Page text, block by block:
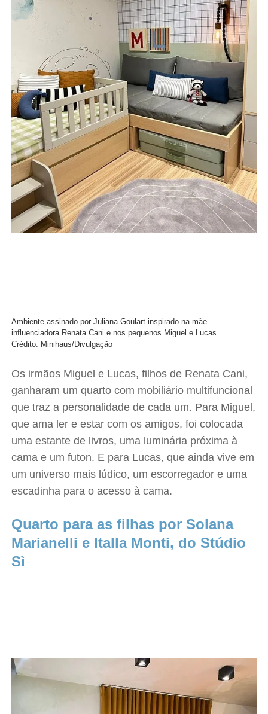
Ambiente assinado por Juliana Goulart inspirado na mãe
influenciadora Renata Cani e nos pequenos Miguel e Lucas
Crédito: Minihaus/Divulgação
Os irmãos Miguel e Lucas, filhos de Renata Cani,
ganharam um quarto com mobiliário multifuncional
que traz a personalidade de cada um. Para Miguel,
que ama ler e estar com os amigos, foi colocada
uma estante de livros, uma luminária próxima à
cama e um futon. E para Lucas, que ainda vive em
um universo mais lúdico, um escorregador e uma
escadinha para o acesso à cama.
Quarto para as filhas por Solana
Marianelli e Italla Monti, do Stúdio
Sì